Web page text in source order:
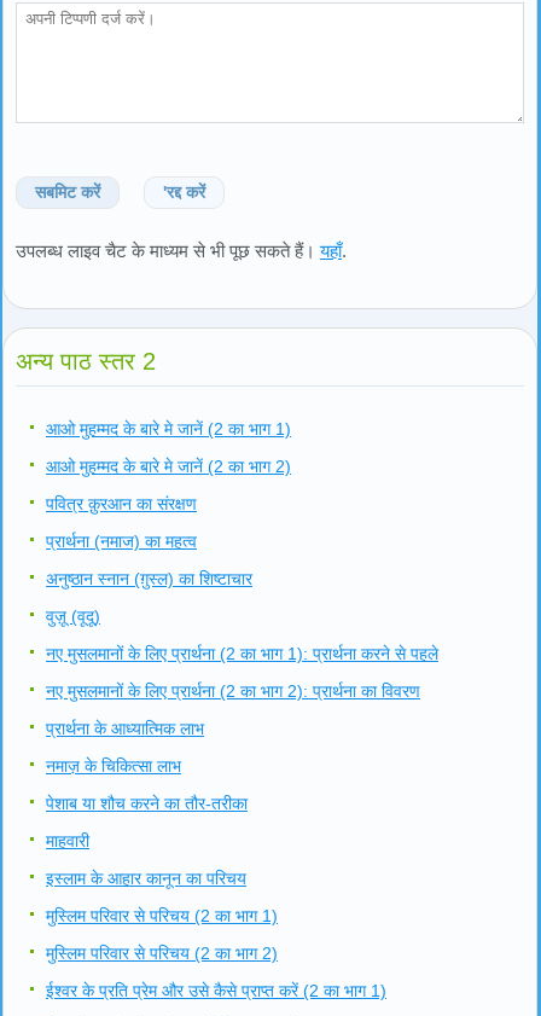
सबमिट करें 'रद्द करें
उपलब्ध लाइव चैट के माध्यम से भी पूछ सकते हैं।यहाँ.
अन्य पाठ स्तर 2
आओ मुहम्मद के बारे मे जानें (2 का भाग 1)
आओ मुहम्मद के बारे मे जानें (2 का भाग 2)
पवित्र क़ुरआन का संरक्षण
प्रार्थना (नमाज) का महत्व
अनुष्ठान स्नान (ग़ुस्ल) का शिष्टाचार
वुज़ू (वूदू)
नए मुसलमानों के लिए प्रार्थना (2 का भाग 1): प्रार्थना करने से पहले
नए मुसलमानों के लिए प्रार्थना (2 का भाग 2): प्रार्थना का विवरण
प्रार्थना के आध्यात्मिक लाभ
नमाज़ के चिकित्सा लाभ
पेशाब या शौच करने का तौर-तरीका
माहवारी
इस्लाम के आहार कानून का परिचय
मुस्लिम परिवार से परिचय (2 का भाग 1)
मुस्लिम परिवार से परिचय (2 का भाग 2)
ईश्वर के प्रति प्रेम और उसे कैसे प्राप्त करें (2 का भाग 1)